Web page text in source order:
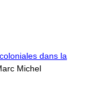
dans la
Michel